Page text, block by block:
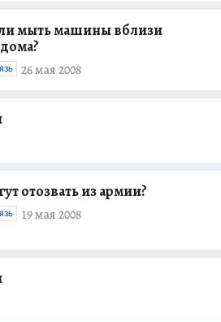
мыть машины вблизи
26 мая 2008
отозвать из армии?
19 мая 2008